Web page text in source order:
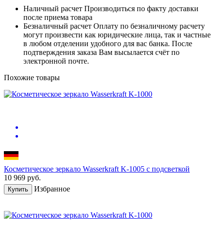
Наличный расчет Производиться по факту доставки
после приема товара
Безналичный расчет Оплату по безналичному расчету
могут произвести как юридические лица, так и частные
в любом отделении удобного для вас банка. После
подтверждения заказа Вам высылается счёт по
электронной почте.
Похожие товары
Косметическое зеркало Wasserkraft K-1005 с подсветкой
10 969 руб.
Купить Избранное